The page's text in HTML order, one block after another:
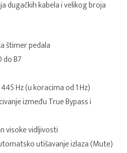
dugačkih kabela i velikog broja
štimer pedala
do B7
Hz (u koracima od 1 Hz)
između True Bypass i
visoke vidljivosti
utišavanje izlaza (Mute)